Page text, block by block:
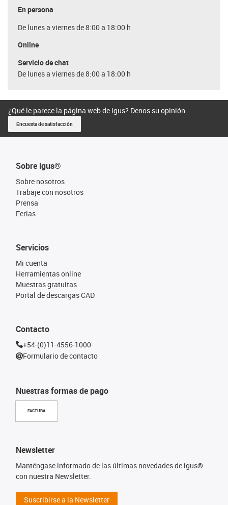
En persona
De lunes a viernes de 8:00 a 18:00 h
Online
Servicio de chat
De lunes a viernes de 8:00 a 18:00 h
¿Qué le parece la página web de igus? Denos su opinión.
Encuesta de satisfacción
Sobre igus®
Sobre nosotros
Trabaje con nosotros
Prensa
Ferias
Nuestras formas de pago
FACTURA
Servicios
Mi cuenta
Herramientas online
Muestras gratuitas
Portal de descargas CAD
Contacto
+54-(0)11-4556-1000
Formulario de contacto
Newsletter
Manténgase informado de las últimas novedades de igus®
con nuestra Newsletter.
Suscribirse a la Newsletter